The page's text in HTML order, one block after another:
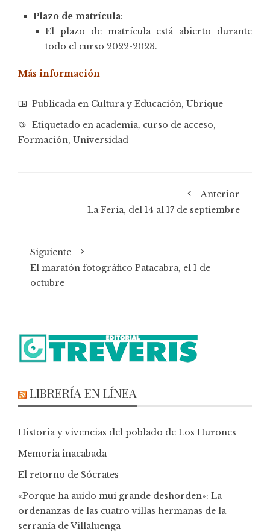
Plazo de matrícula:
El plazo de matrícula está abierto durante
todo el curso 2022-2023.
Más información
Publicada en Cultura y Educación, Ubrique
Etiquetado en academia, curso de acceso,
Formación, Universidad
Anterior
La Feria, del 14 al 17 de septiembre
Siguiente
El maratón fotográfico Patacabra, el 1 de
octubre
LIBRERÍA EN LÍNEA
Historia y vivencias del poblado de Los Hurones
Memoria inacabada
El retorno de Sócrates
«Porque ha auido mui grande deshorden»: La
ordenanzas de las cuatro villas hermanas de la
serranía de Villaluenga